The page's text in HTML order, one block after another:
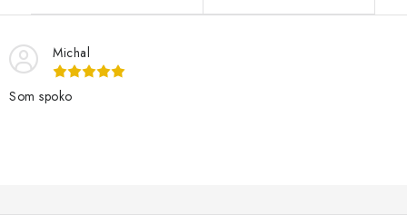
Michal
Som spoko